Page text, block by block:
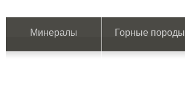
Минералы Горные породы